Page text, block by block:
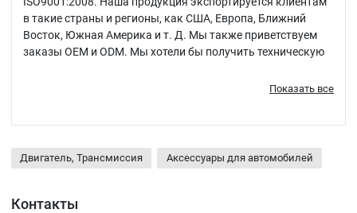
в такие страны и регионы, как США, Европа, Ближний
Восток, Южная Америка и т. Д. Мы также приветствуем
заказы OEM и ODM. Мы хотели бы получить техническую
Показать все
Двигатель, Трансмиссия Аксессуары для автомобилей
Контакты